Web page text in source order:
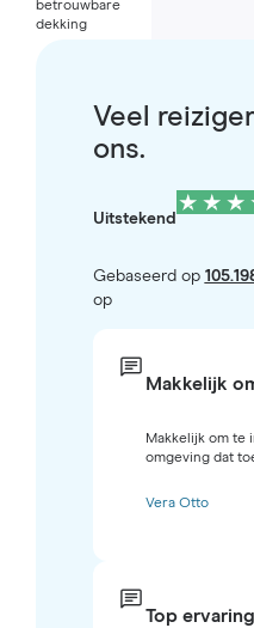
betrouwbare
dekking
Veel
ons.
Uitstekend
Gebaseerd op
op
Makkelijk
Makkelijk om te
omgeving dat
Vera Otto
Top